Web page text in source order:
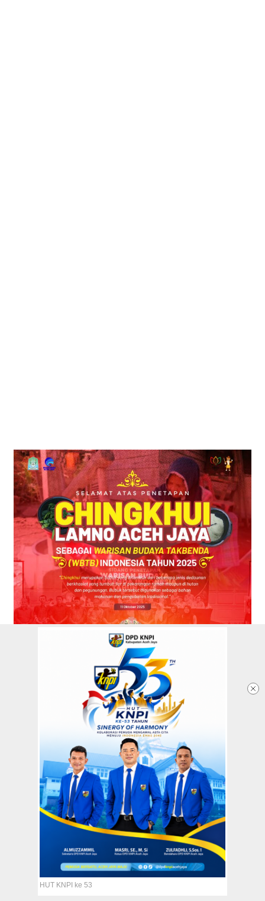
HUT KNPI ke 53
Redaksi Tentang Kami
Copyright @2026 Aceh Jaya Post